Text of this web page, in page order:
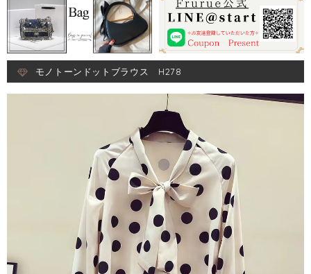
モノトーンドットブラウス H278